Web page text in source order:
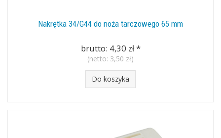
Nakrętka 34/G44 do noża tarczowego 65 mm
brutto: 4,30 zł*
(netto: 3,50 zł)
Do koszyka